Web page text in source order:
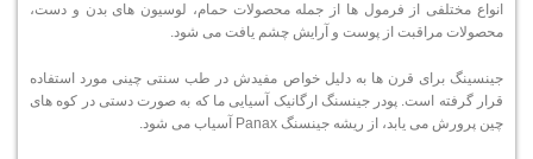
انواع مختلفی از فرمول ها از جمله محصولات حمام، لوسیون های بدن و دست،
محصولات مراقبت از پوست و آرایش چشم یافت می شود.
جینسینگ برای قرن ها به دلیل خواص مفیدش در طب سنتی چینی مورد استفاده
قرار گرفته است. پودر جینسنگ ارگانیک آسیایی ما که به صورت دستی در کوه های
چین پرورش می یابد، از ریشه جینسنگ Panax آسیاب می شود.